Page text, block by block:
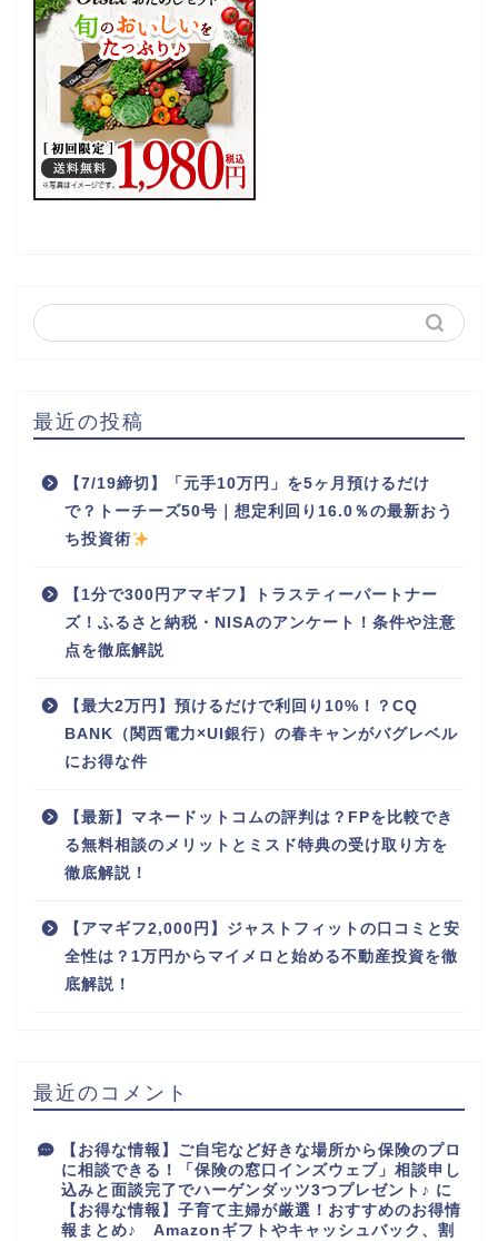
最近の投稿
【7/19締切】「元手10万円」を5ヶ月預けるだけ
で？トーチーズ50号｜想定利回り16.0％の最新おう
ち投資術
【1分で300円アマギフ】トラスティーパートナー
ズ！ふるさと納税・NISAのアンケート！条件や注意
点を徹底解説
【最大2万円】預けるだけで利回り10%！？CQ
BANK（関西電力×UI銀行）の春キャンがバグレベル
にお得な件
【最新】マネードットコムの評判は？FPを比較でき
る無料相談のメリットとミスド特典の受け取り方を
徹底解説！
【アマギフ2,000円】ジャストフィットの口コミと安
全性は？1万円からマイメロと始める不動産投資を徹
底解説！
最近のコメント
【お得な情報】ご自宅など好きな場所から保険のプロ
に相談できる！「保険の窓口インズウェブ」相談申し
込みと面談完了でハーゲンダッツ3つプレゼント♪ に
【お得な情報】子育て主婦が厳選！おすすめのお得情
報まとめ♪ Amazonギフトやキャッシュバック、割